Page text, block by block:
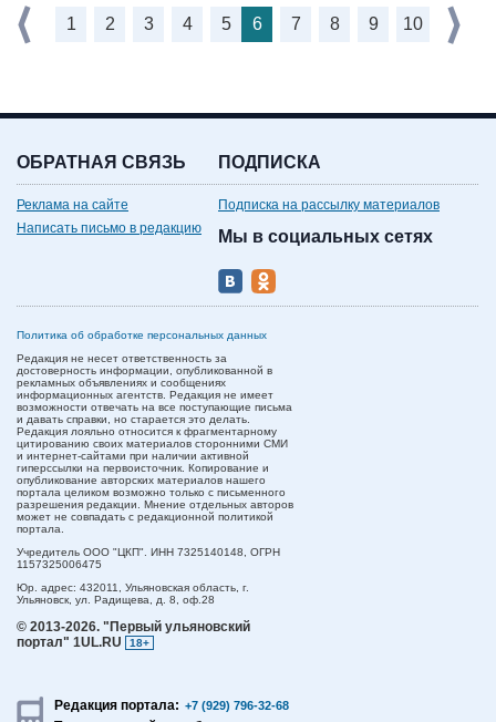
1 2 3 4 5 6 7 8 9 10
ОБРАТНАЯ СВЯЗЬ
Реклама на сайте
Написать письмо в редакцию
ПОДПИСКА
Подписка на рассылку материалов
Мы в социальных сетях
Политика об обработке персональных данных
Редакция не несет ответственность за
достоверность информации, опубликованной в
рекламных объявлениях и сообщениях
информационных агентств. Редакция не имеет
возможности отвечать на все поступающие письма
и давать справки, но старается это делать.
Редакция лояльно относится к фрагментарному
цитированию своих материалов сторонними СМИ
и интернет-сайтами при наличии активной
гиперссылки на первоисточник. Копирование и
опубликование авторских материалов нашего
портала целиком возможно только с письменного
разрешения редакции. Мнение отдельных авторов
может не совпадать с редакционной политикой
портала.
Учредитель ООО "ЦКП". ИНН 7325140148, ОГРН
1157325006475
Юр. адрес: 432011, Ульяновская область, г.
Ульяновск, ул. Радищева, д. 8, оф.28
© 2013-2026. "Первый ульяновский
портал" 1UL.RU
18+
Редакция портала: +7 (929) 796-32-68